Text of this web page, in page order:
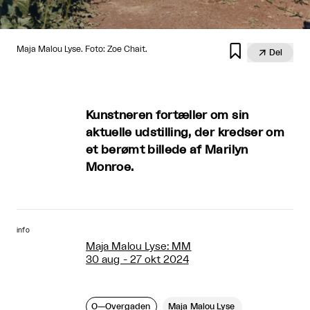
Maja Malou Lyse. Foto: Zoe Chait.   Del
Kunstneren fortæller om sin
aktuelle udstilling, der kredser om
et berømt billede af Marilyn
Monroe.
info
Maja Malou Lyse: MM
30 aug - 27 okt 2024
O—Overgaden Maja Malou Lyse